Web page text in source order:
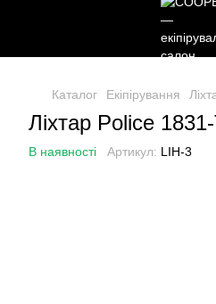
Каталог Екіпірування
Ліхтар Police
В наявності Артикул: LIH-3